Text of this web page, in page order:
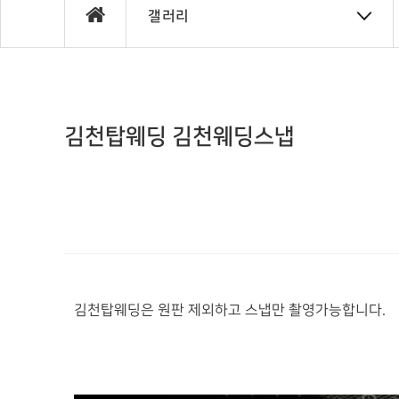
갤러리
김천탑웨딩 김천웨딩스냅
김천탑웨딩은 원판 제외하고 스냅만 촬영가능합니다.